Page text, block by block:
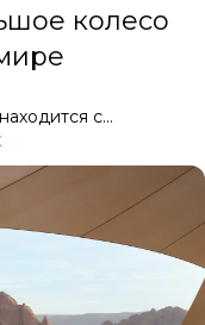
колесо
с...